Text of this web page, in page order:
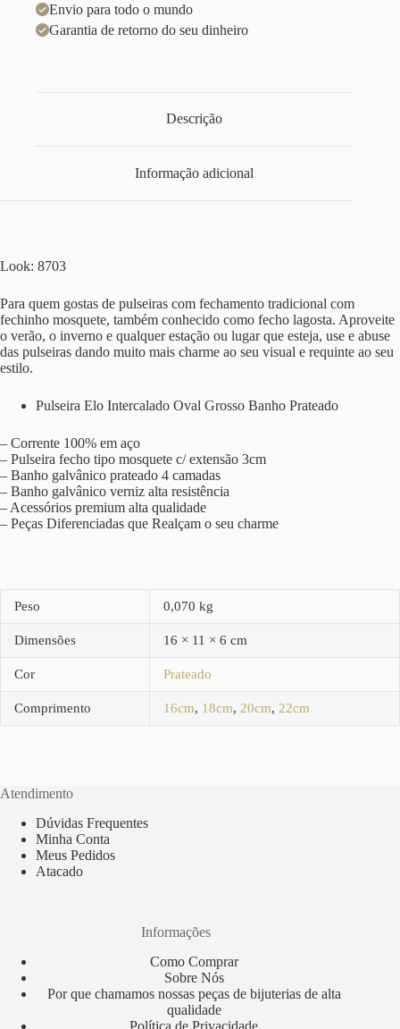
Envio para todo o mundo
Garantia de retorno do seu dinheiro
Descrição
Informação adicional
Look: 8703
Para quem gostas de pulseiras com fechamento tradicional com
fechinho mosquete, também conhecido como fecho lagosta. Aproveite
o verão, o inverno e qualquer estação ou lugar que esteja, use e abuse
das pulseiras dando muito mais charme ao seu visual e requinte ao seu
estilo.
Pulseira Elo Intercalado Oval Grosso Banho Prateado
– Corrente 100% em aço
– Pulseira fecho tipo mosquete c/ extensão 3cm
– Banho galvânico prateado 4 camadas
– Banho galvânico verniz alta resistência
– Acessórios premium alta qualidade
– Peças Diferenciadas que Realçam o seu charme
Peso 0,070 kg
Dimensões 16 × 11 × 6 cm
Cor Prateado
Comprimento 16cm, 18cm, 20cm, 22cm
Atendimento
Dúvidas Frequentes
Minha Conta
Meus Pedidos
Atacado
Informações
Como Comprar
Sobre Nós
Por que chamamos nossas peças de bijuterias de alta
qualidade
Política de Privacidade